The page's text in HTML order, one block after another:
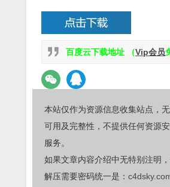
百度云下载地址 （Vip会员
本站仅作为资源信息收集站点，
可用及完整性，不提供任何资源
服务。
如果文章内容介绍中无特别注明
解压需要密码统一是：